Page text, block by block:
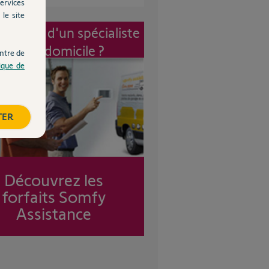
d'un spécialiste
à mon domicile ?
Découvrez les
forfaits Somfy
Assistance
le site
de
de